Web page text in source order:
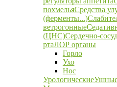
похмельяСредства
(ферменты...)
ветрогонные
(ЦНС)Сердечно-
ртаЛОР органы
Горло
Ухо
Нос
Урологические